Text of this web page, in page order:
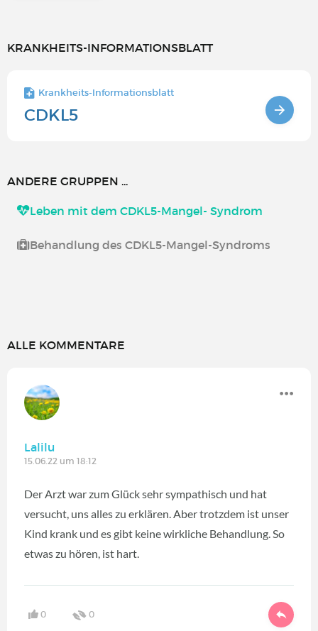
KRANKHEITS-INFORMATIONSBLATT
Krankheits-Informationsblatt
CDKL5
ANDERE GRUPPEN ...
Leben mit dem CDKL5-Mangel- Syndrom
Behandlung des CDKL5-Mangel-Syndroms
ALLE KOMMENTARE
Lalilu
15.06.22 um 18:12
Der Arzt war zum Glück sehr sympathisch und hat
versucht, uns alles zu erklären. Aber trotzdem ist unser
Kind krank und es gibt keine wirkliche Behandlung. So
etwas zu hören, ist hart.
0 0